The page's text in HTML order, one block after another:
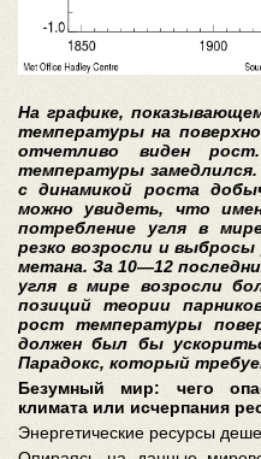
На графике,
температуры на
отчетливо виден
температуры
с динамикой роста
можно увидеть, что
потребление угля в
резко возросли и выбросы
метана. За 10—12
угля в мире возросли
позиций теории
рост температуры
должен был бы
Парадокс, который
Безумный мир: чего
климата или исчерпания
Энергетические ресурсы